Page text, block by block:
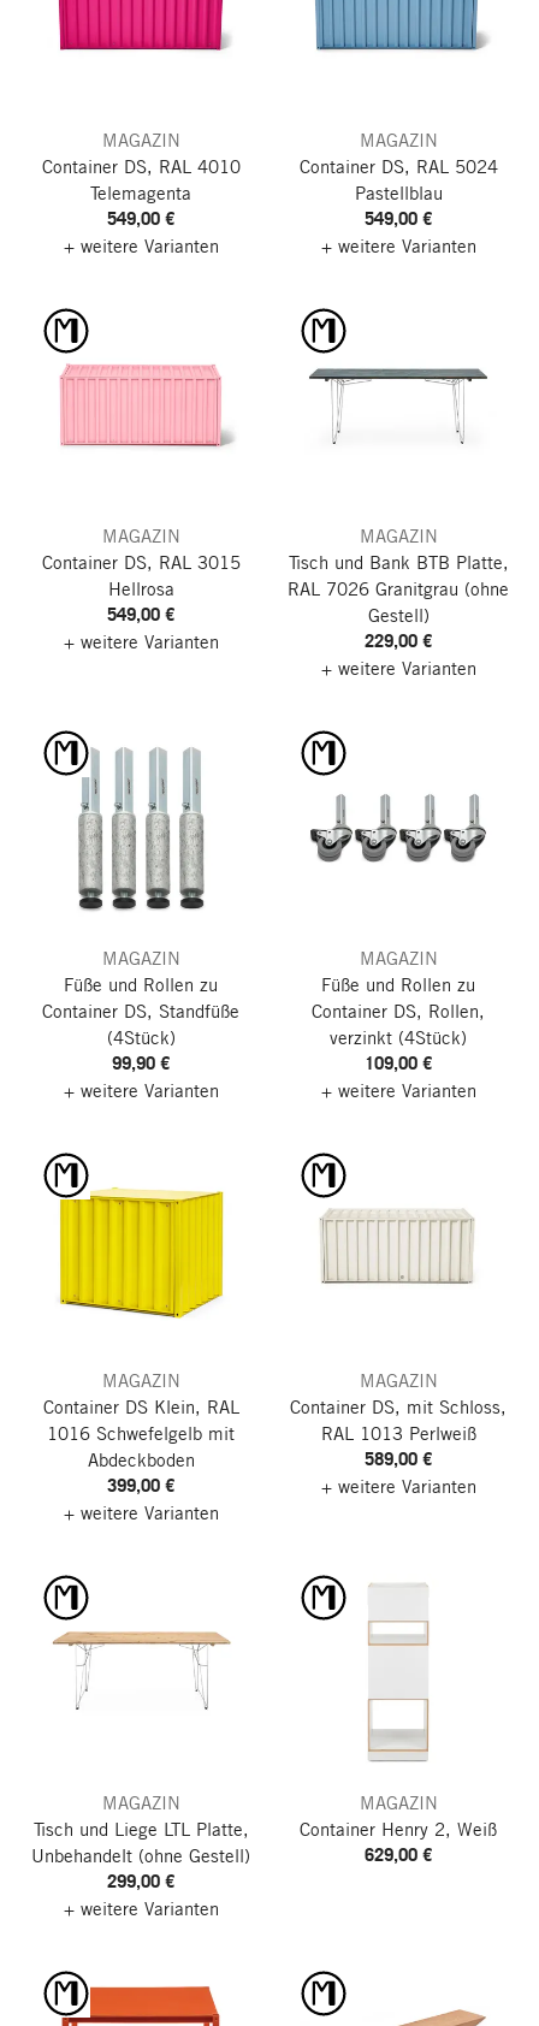
MAGAZIN
Container DS, RAL 4010
Telemagenta
549,00 €
+ weitere Varianten
MAGAZIN
Container DS, RAL 5024
Pastellblau
549,00 €
+ weitere Varianten
MAGAZIN
Container DS, RAL 3015
Hellrosa
549,00 €
+ weitere Varianten
MAGAZIN
Tisch und Bank BTB Platte,
RAL 7026 Granitgrau (ohne
Gestell)
229,00 €
+ weitere Varianten
MAGAZIN
Füße und Rollen zu
Container DS, Standfüße
(4Stück)
99,90 €
+ weitere Varianten
MAGAZIN
Füße und Rollen zu
Container DS, Rollen,
verzinkt (4Stück)
109,00 €
+ weitere Varianten
MAGAZIN
Container DS Klein, RAL
1016 Schwefelgelb mit
Abdeckboden
399,00 €
+ weitere Varianten
MAGAZIN
Container DS, mit Schloss,
RAL 1013 Perlweiß
589,00 €
+ weitere Varianten
MAGAZIN
Tisch und Liege LTL Platte,
Unbehandelt (ohne Gestell)
299,00 €
+ weitere Varianten
MAGAZIN
Container Henry 2, Weiß
629,00 €